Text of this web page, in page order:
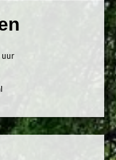
uur